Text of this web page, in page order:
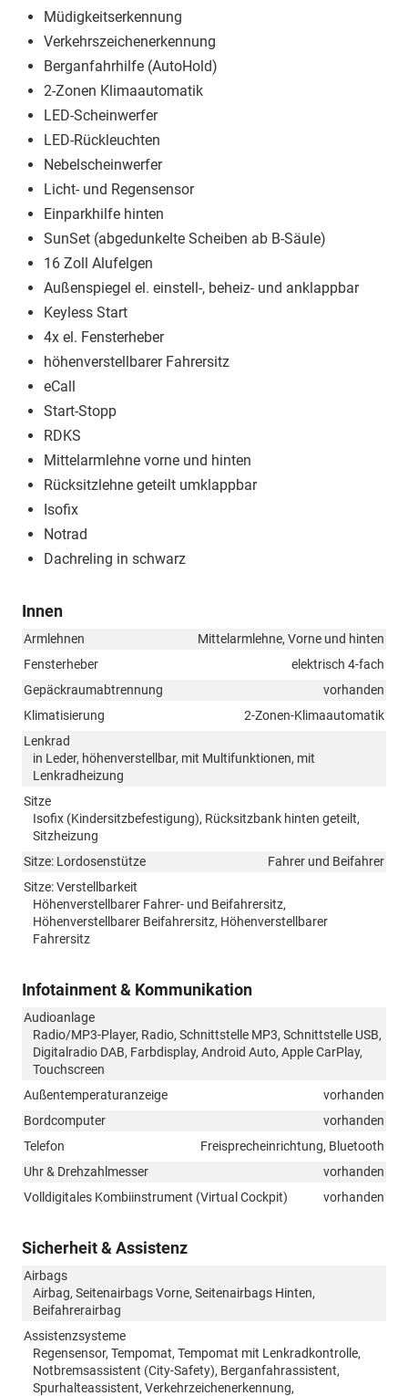
Müdigkeitserkennung
Verkehrszeichenerkennung
Berganfahrhilfe (AutoHold)
2-Zonen Klimaautomatik
LED-Scheinwerfer
LED-Rückleuchten
Nebelscheinwerfer
Licht- und Regensensor
Einparkhilfe hinten
SunSet (abgedunkelte Scheiben ab B-Säule)
16 Zoll Alufelgen
Außenspiegel el. einstell-, beheiz- und anklappbar
Keyless Start
4x el. Fensterheber
höhenverstellbarer Fahrersitz
eCall
Start-Stopp
RDKS
Mittelarmlehne vorne und hinten
Rücksitzlehne geteilt umklappbar
Isofix
Notrad
Dachreling in schwarz
Innen
Armlehnen
Mittelarmlehne, Vorne und hinten
Fensterheber
elektrisch 4-fach
Gepäckraumabtrennung
vorhanden
Klimatisierung
2-Zonen-Klimaautomatik
Lenkrad
in Leder, höhenverstellbar, mit Multifunktionen, mit
Lenkradheizung
Sitze
Isofix (Kindersitzbefestigung), Rücksitzbank hinten geteilt,
Sitzheizung
Sitze: Lordosenstütze
Fahrer und Beifahrer
Sitze: Verstellbarkeit
Höhenverstellbarer Fahrer- und Beifahrersitz,
Höhenverstellbarer Beifahrersitz, Höhenverstellbarer
Fahrersitz
Infotainment & Kommunikation
Audioanlage
Radio/MP3-Player, Radio, Schnittstelle MP3, Schnittstelle USB,
Digitalradio DAB, Farbdisplay, Android Auto, Apple CarPlay,
Touchscreen
Außentemperaturanzeige
vorhanden
Bordcomputer
vorhanden
Telefon
Freisprecheinrichtung, Bluetooth
Uhr & Drehzahlmesser
vorhanden
Volldigitales Kombiinstrument (Virtual Cockpit)
vorhanden
Sicherheit & Assistenz
Airbags
Airbag, Seitenairbags Vorne, Seitenairbags Hinten,
Beifahrerairbag
Assistenzsysteme
Regensensor, Tempomat, Tempomat mit Lenkradkontrolle,
Notbremsassistent (City-Safety), Berganfahrassistent,
Spurhalteassistent, Verkehrzeichenerkennung,